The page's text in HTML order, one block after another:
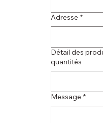
Adresse *
Détail des
quantités
Message *